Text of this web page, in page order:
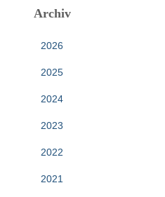
Archiv
2026
2025
2024
2023
2022
2021